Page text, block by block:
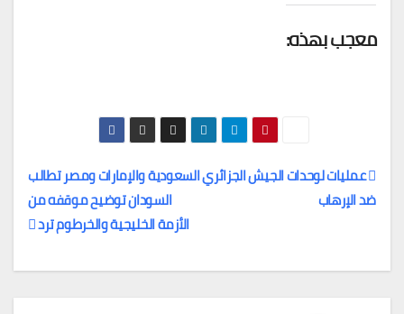
معجب بهذه:
تصفّح
السعودية والإمارات ومصر تطالب
السودان توضيح موقفه من
الأزمة الخليجية والخرطوم ترد
عمليات لوحدات الجيش الجزائري
ضد الإرهاب